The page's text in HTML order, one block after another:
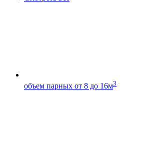
объем парных от 8 до 16м3